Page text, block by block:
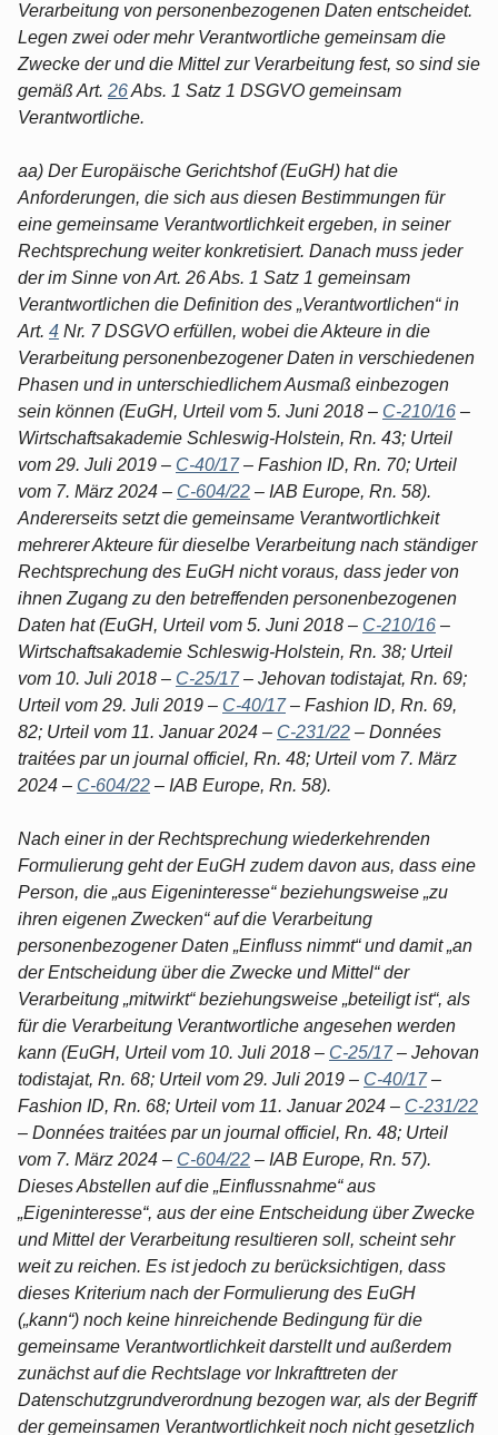
Verarbeitung von personenbezogenen Daten entscheidet.
Legen zwei oder mehr Verantwortliche gemeinsam die
Zwecke der und die Mittel zur Verarbeitung fest, so sind sie
gemäß Art. 26Abs. 1 Satz 1 DSGVO gemeinsam
Verantwortliche.
aa) Der Europäische Gerichtshof (EuGH) hat die
Anforderungen, die sich aus diesen Bestimmungen für
eine gemeinsame Verantwortlichkeit ergeben, in seiner
Rechtsprechung weiter konkretisiert. Danach muss jeder
der im Sinne von Art. 26 Abs. 1 Satz 1 gemeinsam
Verantwortlichen die Definition des „Verantwortlichen“ in
Art. 4 Nr. 7 DSGVO erfüllen, wobei die Akteure in die
Verarbeitung personenbezogener Daten in verschiedenen
Phasen und in unterschiedlichem Ausmaß einbezogen
sein können (EuGH, Urteil vom 5. Juni 2018 – C-210/16 –
Wirtschaftsakademie Schleswig-Holstein, Rn. 43; Urteil
vom 29. Juli 2019 – C-40/17– Fashion ID, Rn. 70; Urteil
vom 7. März 2024 – C-604/22 – IAB Europe, Rn. 58).
Andererseits setzt die gemeinsame Verantwortlichkeit
mehrerer Akteure für dieselbe Verarbeitung nach ständiger
Rechtsprechung des EuGH nicht voraus, dass jeder von
ihnen Zugang zu den betreffenden personenbezogenen
Daten hat (EuGH, Urteil vom 5. Juni 2018 – C-210/16 –
Wirtschaftsakademie Schleswig-Holstein, Rn. 38; Urteil
vom 10. Juli 2018 – C-25/17– Jehovan todistajat, Rn. 69;
Urteil vom 29. Juli 2019 – C-40/17– Fashion ID, Rn. 69,
82; Urteil vom 11. Januar 2024 – C-231/22 – Données
traitées par un journal officiel, Rn. 48; Urteil vom 7. März
2024 – C-604/22 – IAB Europe, Rn. 58).
Nach einer in der Rechtsprechung wiederkehrenden
Formulierung geht der EuGH zudem davon aus, dass eine
Person, die „aus Eigeninteresse“ beziehungsweise „zu
ihren eigenen Zwecken“ auf die Verarbeitung
personenbezogener Daten „Einfluss nimmt“ und damit „an
der Entscheidung über die Zwecke und Mittel“ der
Verarbeitung „mitwirkt“ beziehungsweise „beteiligt ist“, als
für die Verarbeitung Verantwortliche angesehen werden
kann (EuGH, Urteil vom 10. Juli 2018 – C-25/17– Jehovan
todistajat, Rn. 68; Urteil vom 29. Juli 2019 – C-40/17–
Fashion ID, Rn. 68; Urteil vom 11. Januar 2024 – C-231/22
– Données traitées par un journal officiel, Rn. 48; Urteil
vom 7. März 2024 – C-604/22 – IAB Europe, Rn. 57).
Dieses Abstellen auf die „Einflussnahme“ aus
„Eigeninteresse“, aus der eine Entscheidung über Zwecke
und Mittel der Verarbeitung resultieren soll, scheint sehr
weit zu reichen. Es ist jedoch zu berücksichtigen, dass
dieses Kriterium nach der Formulierung des EuGH
(„kann“) noch keine hinreichende Bedingung für die
gemeinsame Verantwortlichkeit darstellt und außerdem
zunächst auf die Rechtslage vor Inkrafttreten der
Datenschutzgrundverordnung bezogen war, als der Begriff
der gemeinsamen Verantwortlichkeit noch nicht gesetzlich